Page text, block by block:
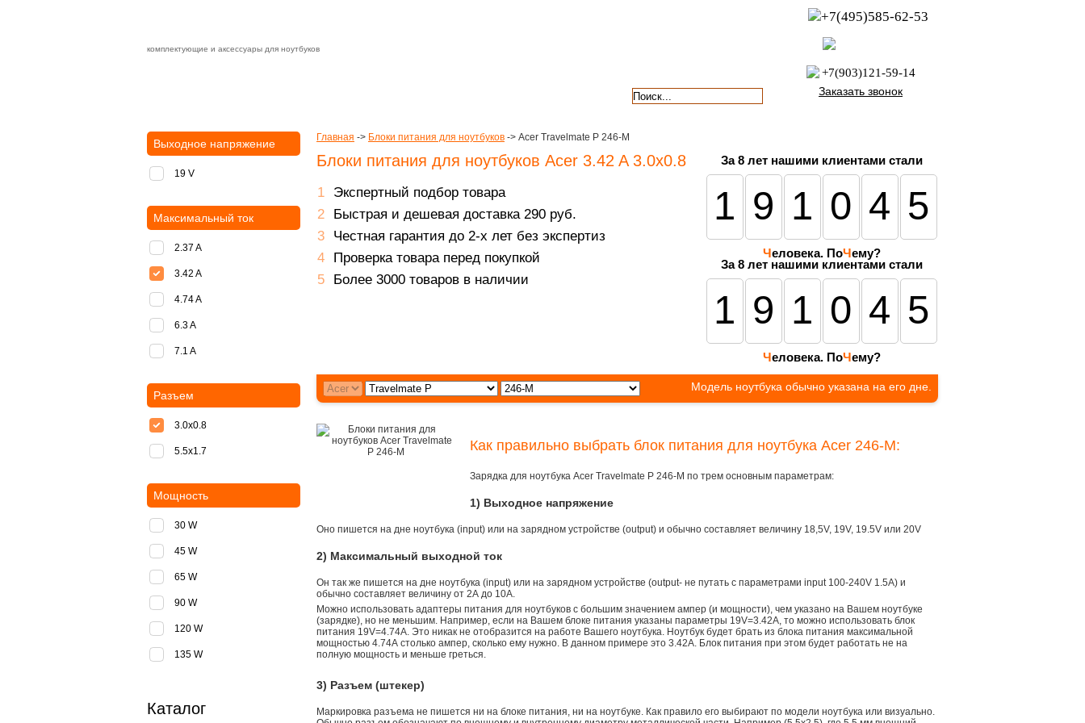
комплектующие и аксессуары для ноутбуков
+7(495)585-62-53
+7(903)121-59-14
Заказать звонок
Главная -> Блоки питания для ноутбуков -> Acer Travelmate P 246-M
За8 лет нашими клиентами стали
191045
Человека. ПоЧему?
Блоки питания для ноутбуков Acer 3.42 A 3.0x0.8
Экспертный подбор товара
Быстрая и дешевая доставка 290 руб.
Честная гарантия до 2-х лет без экспертиз
Проверка товара перед покупкой
Более 3000 товаров в наличии
За 8 лет нашими клиентами стали
191045
Человека. ПоЧему?
Модель ноутбука обычно указана на его дне.
Как правильно выбрать блок питания для ноутбука Acer 246-M:
Зарядка для ноутбука Acer Travelmate P 246-M по трем основным параметрам:
1) Выходное напряжение
Оно пишется на дне ноутбука (input) или на зарядном устройстве (output) и обычно составляет величину 18,5V, 19V, 19.5V или 20V
2) Максимальный выходной ток
Он так же пишется на дне ноутбука (input) или на зарядном устройстве (output- не путать с параметрами input 100-240V 1.5A) и
обычно составляет величину от 2А до 10A.
Можно использовать адаптеры питания для ноутбуков с большим значением ампер (и мощности), чем указано на Вашем ноутбуке
(зарядке), но не меньшим. Например, если на Вашем блоке питания указаны параметры 19V=3.42A, то можно использовать блок
питания 19V=4.74A. Это никак не отобразится на работе Вашего ноутбука. Ноутбук будет брать из блока питания максимальной
мощностью 4.74А столько ампер, сколько ему нужно. В данном примере это 3.42А. Блок питания при этом будет работать не на
полную мощность и меньше греться.
3) Разъем (штекер)
Маркировка разъема не пишется ни на блоке питания, ни на ноутбуке. Как правило его выбирают по модели ноутбука или визуально.
Выходное напряжение
19 V
Максимальный ток
2.37 A
3.42 A
4.74 A
6.3 A
7.1 A
Разъем
3.0x0.8
5.5х1.7
Мощность
30 W
45 W
65 W
90 W
120 W
135 W
Каталог